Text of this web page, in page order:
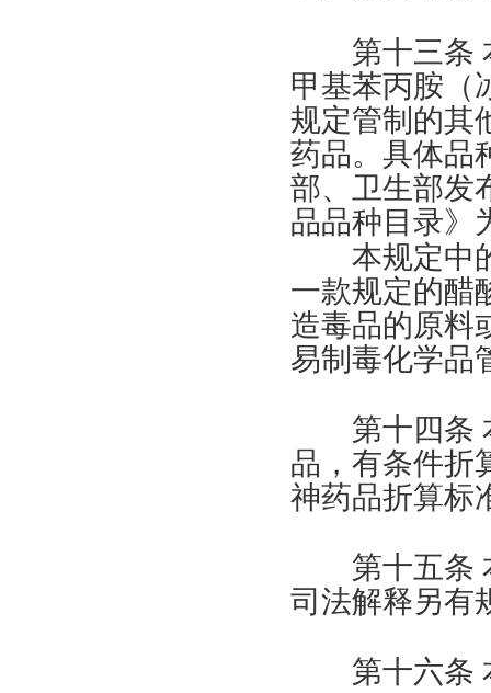
第十三条 本
甲基苯丙胺（
规定管制的其
药品。具体品
部、卫生部发
品品种目录》
本规定中的
一款规定的醋
造毒品的原料
易制毒化学品
第十四条
品，有条件折
神药品折算标
第十五条 本
司法解释另有
第十六条 本